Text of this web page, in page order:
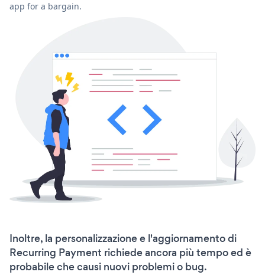
app for a bargain.
Inoltre, la personalizzazione e l'aggiornamento di
Recurring Payment richiede ancora più tempo ed è
probabile che causi nuovi problemi o bug.